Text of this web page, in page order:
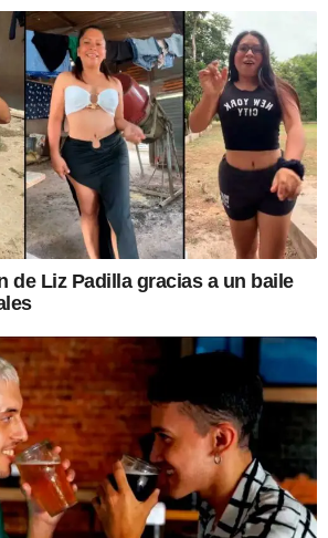
de Liz Padilla gracias a un baile